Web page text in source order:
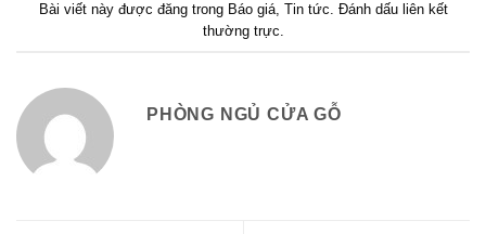
Bài viết này được đăng trong Báo giá, Tin tức. Đánh dấu liên kết
thường trực.
PHÒNG NGỦ CỬA GỖ